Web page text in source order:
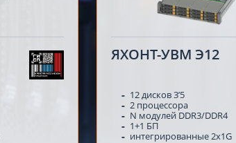
ЯХОНТ-УВМ Э12
12 дисков 3’5
2 процессора
N модулей DDR3/DDR4
1+1 БП
интегрированные 2x1G